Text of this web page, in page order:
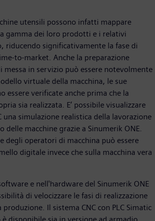
utensili possono infatti mappare
gamma dei loro prodotti e i relativi
riducendo significativamente la fase di
to-market. Anche la preparazione
messa in servizio può essere notevolmente
virtuale della macchina, le sue
essere verificate anche prima che la
sia realizzata. E’ possibile visualizzare
una simulazione realistica della lavorazione
delle macchine grazie a Sinumerik ONE.
degli operatori di macchina può essere
digitale invece che sulla macchina vera
e nell'hardware del Sinumerik ONE
di velocizzare le fasi di realizzazione
Il sistema CNC con PLC Simatic